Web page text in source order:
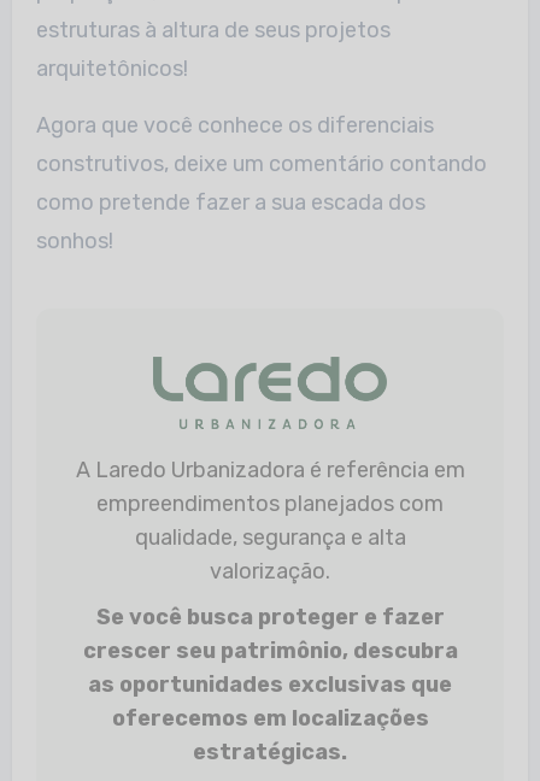
estruturas à altura de seus projetos
arquitetônicos!
Agora que você conhece os diferenciais
construtivos, deixe um comentário contando
como pretende fazer a sua escada dos
sonhos!
A Laredo Urbanizadora é referência em
empreendimentos planejados com
qualidade, segurança e alta
valorização.
Se você busca proteger e fazer
crescer seu patrimônio, descubra
as oportunidades exclusivas que
oferecemos em localizações
estratégicas.